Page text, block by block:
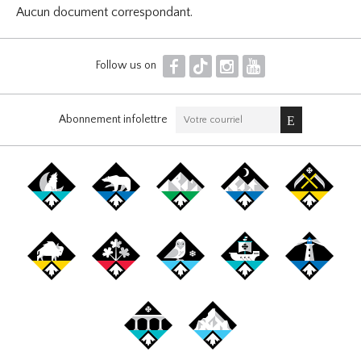
Aucun document correspondant.
Follow us on F T I Y
Abonnement infolettre